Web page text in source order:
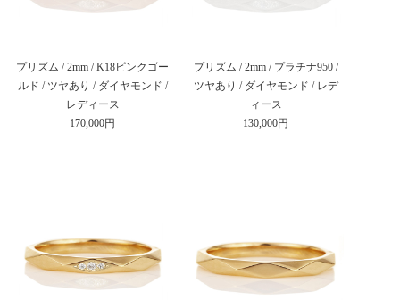
プリズム / 2mm / K18ピンクゴー
ルド / ツヤあり / ダイヤモンド /
レディース
170,000円
プリズム / 2mm / プラチナ950 /
ツヤあり / ダイヤモンド / レデ
ィース
130,000円